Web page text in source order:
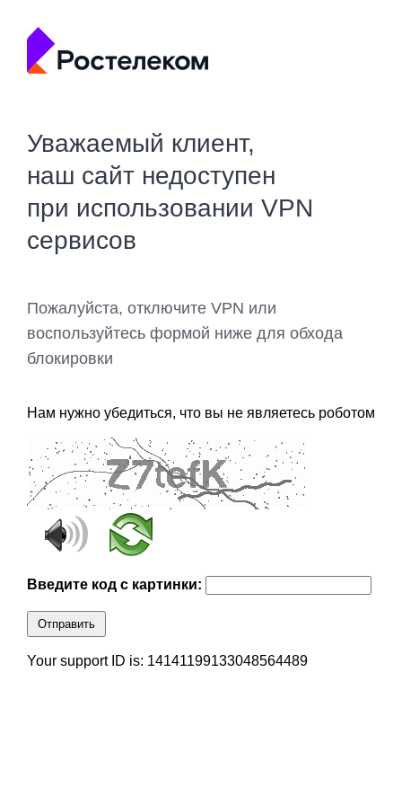
Уважаемый клиент,
наш сайт недоступен
при использовании VPN
сервисов
Пожалуйста, отключите VPN или
воспользуйтесь формой ниже для обхода
блокировки
Нам нужно убедиться, что вы не являетесь роботом
Введите код с картинки:
Отправить
Your support ID is: 14141199133048564489